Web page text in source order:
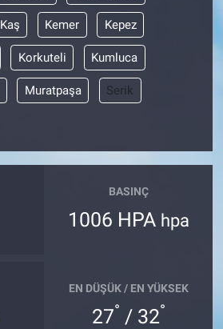
Kaş Kemer Kepez
Korkuteli Kumluca
Muratpaşa Serik
BASINÇ
1006 HPA hpa
EN DÜŞÜK / EN YÜKSEK
27° / 32°